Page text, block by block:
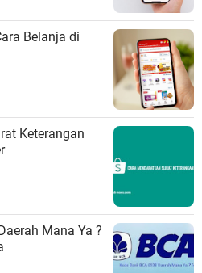
Belanja di
Keterangan
Mana Ya ?